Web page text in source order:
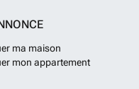
ma maison
mon appartement